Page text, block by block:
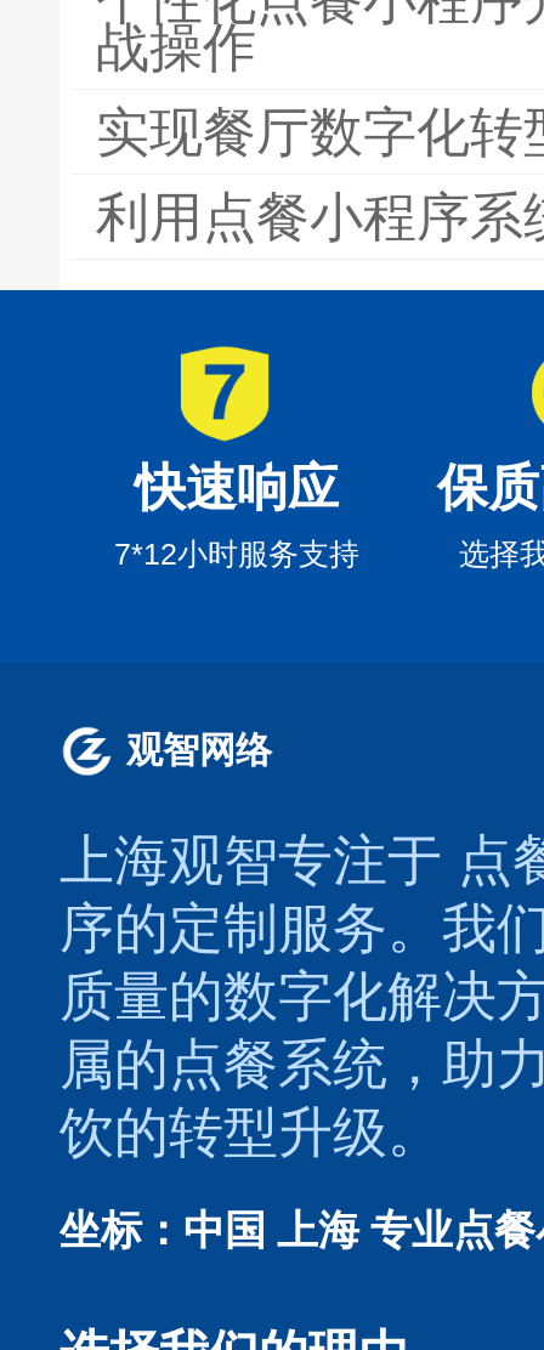
战操作
实现餐厅数字化
利用点餐小程序
快速响应
7*12小时服务支持
保
选择
观智网络
上海观智专注于 点
序的定制服务。我
质量的数字化解决
属的点餐系统 ，助
饮的转型升级。
坐标：中国 上海 专业点